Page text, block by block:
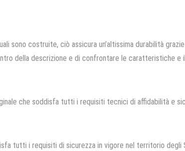
sono costruite, ciò assicura un’altissima durabilità
della descrizione e di confrontare le caratteristiche e
che soddisfa tutti i requisiti tecnici di affidabilità e
tutti i requisiti di sicurezza in vigore nel territorio degli